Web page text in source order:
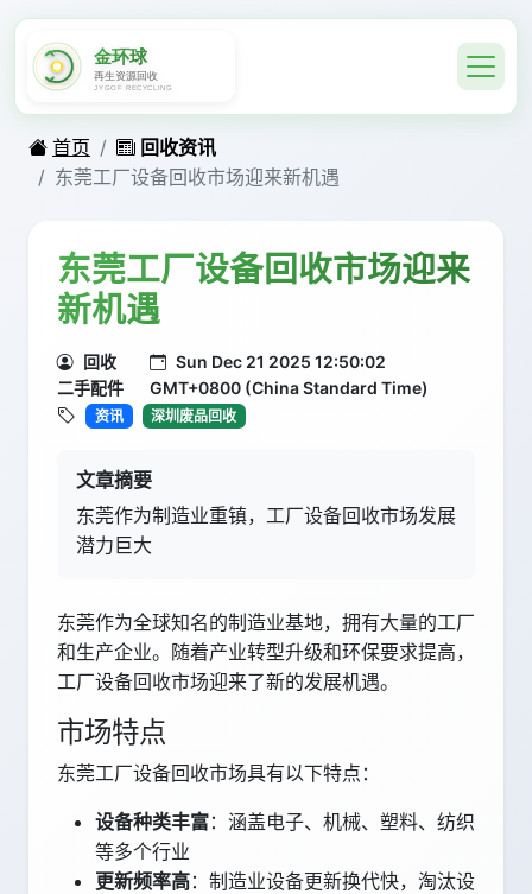
首页
回收资讯
东莞工厂设备回收市场迎来新机遇
东莞工厂设备回收市场迎来
新机遇
回收
二手配件
Sun Dec 21 2025 12:50:02
GMT+0800 (China Standard Time)
资讯 深圳废品回收
文章摘要
东莞作为制造业重镇，工厂设备回收市场发展
潜力巨大
东莞作为全球知名的制造业基地，拥有大量的工厂
和生产企业。随着产业转型升级和环保要求提高，
工厂设备回收市场迎来了新的发展机遇。
市场特点
东莞工厂设备回收市场具有以下特点：
设备种类丰富：涵盖电子、机械、塑料、纺织
等多个行业
更新频率高：制造业设备更新换代快，淘汰设